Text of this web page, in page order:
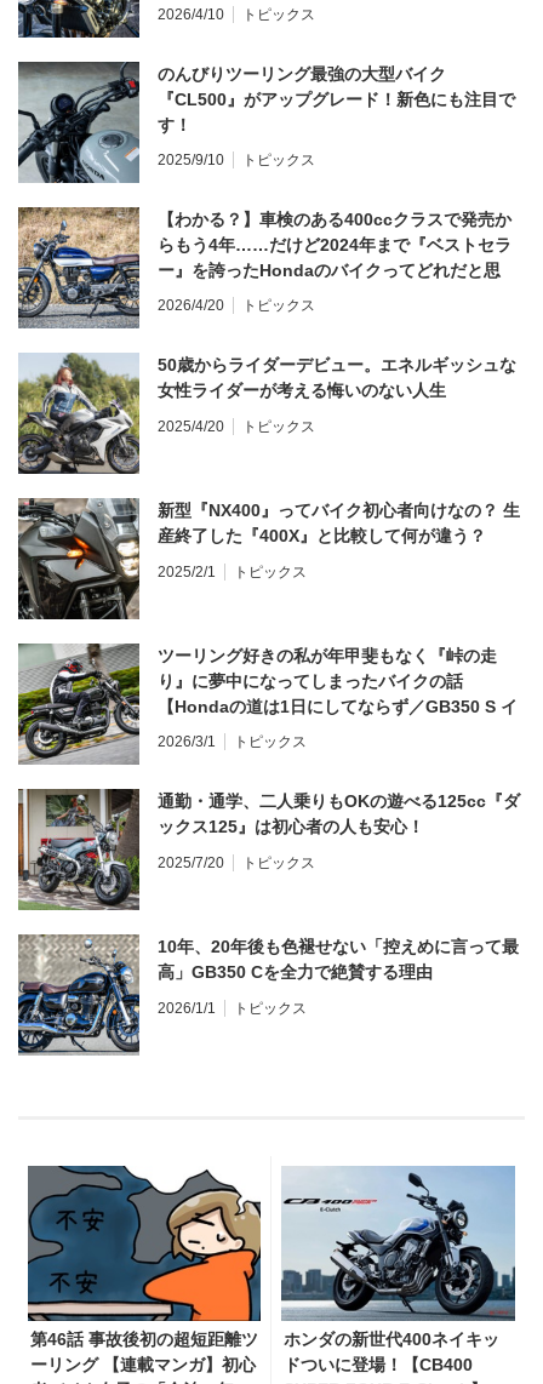
てならず／CB1000F ①第一印象 編】
2026/4/10 トピックス
のんびりツーリング最強の大型バイク
『CL500』がアップグレード！新色にも注目で
す！
2025/9/10 トピックス
【わかる？】車検のある400ccクラスで発売か
らもう4年……だけど2024年まで『ベストセラ
ー』を誇ったHondaのバイクってどれだと思
う？
2026/4/20 トピックス
50歳からライダーデビュー。エネルギッシュな
女性ライダーが考える悔いのない人生
2025/4/20 トピックス
新型『NX400』ってバイク初心者向けなの？ 生
産終了した『400X』と比較して何が違う？
2025/2/1 トピックス
ツーリング好きの私が年甲斐もなく『峠の走
り』に夢中になってしまったバイクの話
【Hondaの道は1日にしてならず／GB350 S イ
ンプレ・レビュー 前編】
2026/3/1 トピックス
通勤・通学、二人乗りもOKの遊べる125cc『ダ
ックス125』は初心者の人も安心！
2025/7/20 トピックス
10年、20年後も色褪せない「控えめに言って最
高」GB350 Cを全力で絶賛する理由
2026/1/1 トピックス
第46話 事故後初の超短距離ツ
ーリング 【連載マンガ】初心
ホンダの新世代400ネイキッ
ドついに登場！【CB400